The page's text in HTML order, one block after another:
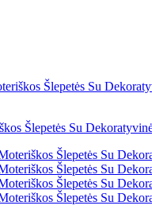
Šlepetės Su